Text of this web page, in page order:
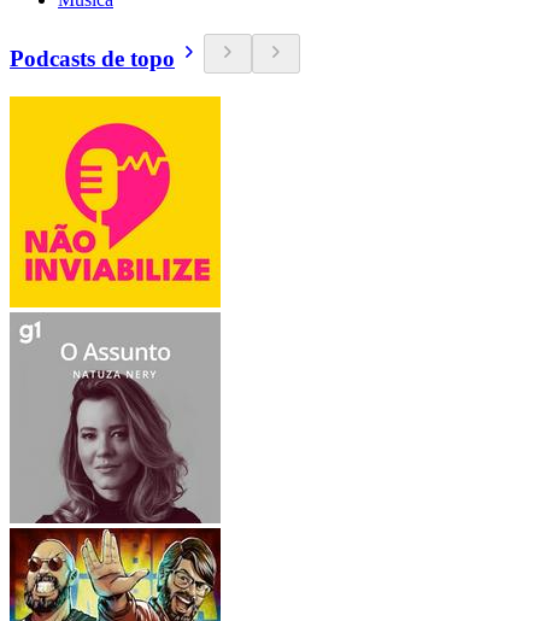
Podcasts de topo